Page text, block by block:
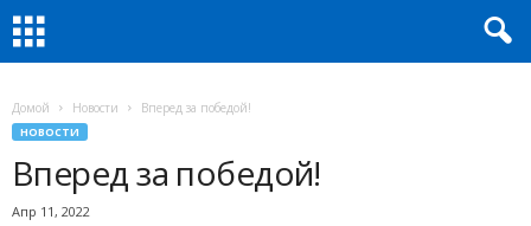
Домой Новости Вперед за победой!
НОВОСТИ
Вперед за победой!
Апр 11, 2022